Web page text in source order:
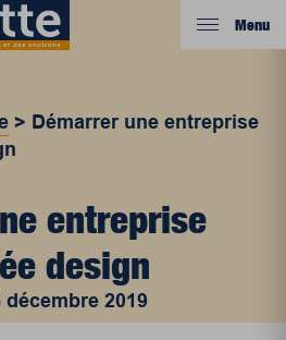
Menu
> Démarrer une entreprise
entreprise
design
décembre 2019